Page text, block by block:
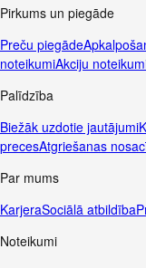
Pirkums un piegāde
Preču piegāde
noteikumiAkciju
Palīdzība
Biežāk uzdotie jautājumi
precesAtgriešanas
Par mums
KarjeraSociālā atbildība
Noteikumi